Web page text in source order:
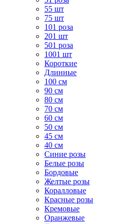
55 шт
75 шт
101 роза
201 шт
501 роза
1001 шт
Короткие
Длинные
100 см
90 см
80 см
70 см
60 см
50 см
45 см
40 см
Cиние розы
Белые розы
Бордовые
Желтые розы
Коралловые
Красные розы
Кремовые
Оранжевые